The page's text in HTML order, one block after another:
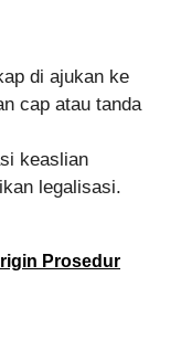
di ajukan ke
cap atau tanda
keaslian
legalisasi.
Prosedur